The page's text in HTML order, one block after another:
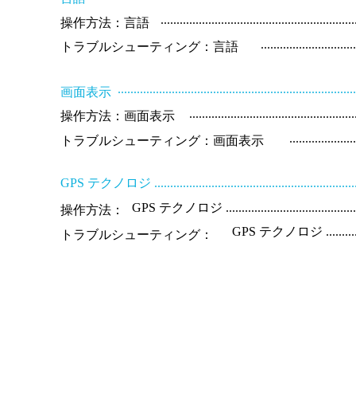
操作方法：言語
トラブルシューティング：言語
画面表示
操作方法：画面表示
トラブルシューティング：画面表示
GPS テクノロジ
操作方法：
GPS テクノロジ
トラブルシューティング：
GPS テクノロジ